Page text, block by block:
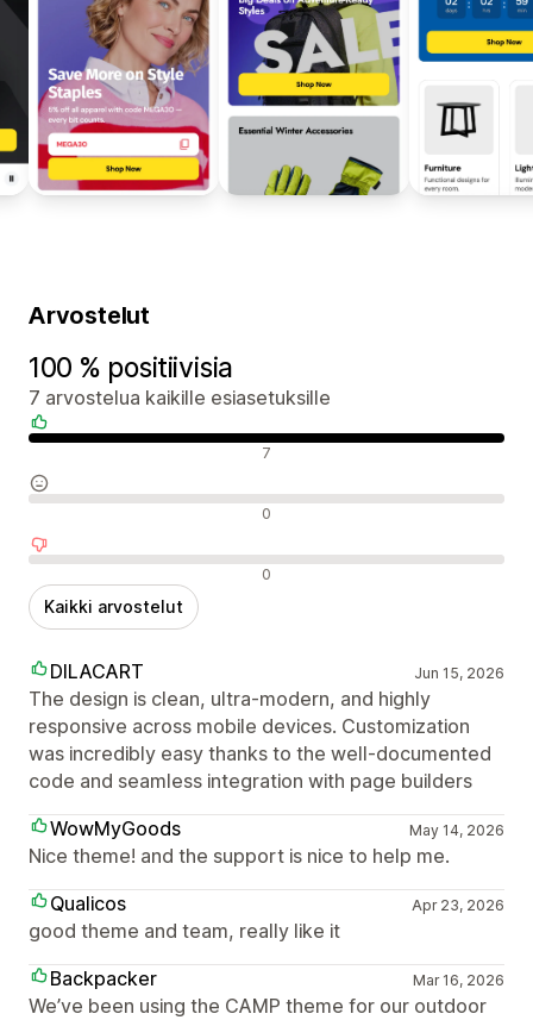
Arvostelut
100 % positiivisia
7 arvostelua kaikille esiasetuksille
7
0
0
Kaikki arvostelut
DILACART Jun 15, 2026
The design is clean, ultra-modern, and highly
responsive across mobile devices. Customization
was incredibly easy thanks to the well-documented
code and seamless integration with page builders
WowMyGoods
May 14, 2026
Nice theme! and the support is nice to help me.
Qualicos
Apr 23, 2026
good theme and team, really like it
Backpacker
Mar 16, 2026
We’ve been using the CAMP theme for our outdoor